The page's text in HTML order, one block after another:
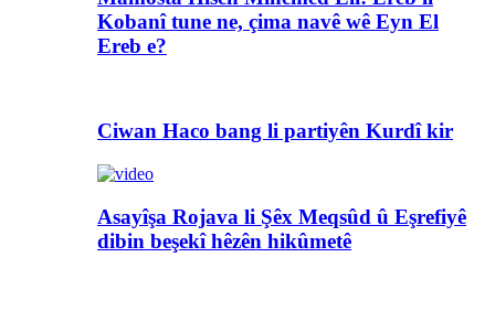
Kobanî tune ne, çima navê wê Eyn El
Ereb e?
Ciwan Haco bang li partiyên Kurdî kir
Asayîşa Rojava li Şêx Meqsûd û Eşrefiyê
dibin beşekî hêzên hikûmetê